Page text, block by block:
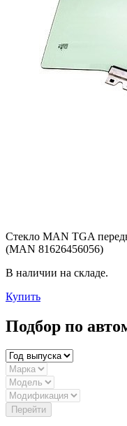
Стекло MAN TGA
(MAN 81626456056)
В наличии на складе.
Купить
Подбор по